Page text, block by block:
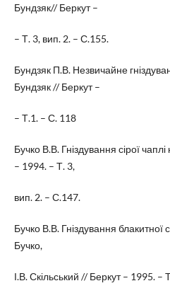
Бундзяк// Беркут –
– Т. 3, вип. 2. – С.155.
Бундзяк П.В. Незвичайне
Бундзяк // Беркут –
– Т.1. – С. 118
Бучко В.В. Гніздування сірої
– 1994. – Т. 3,
вип. 2. – С.147.
Бучко В.В. Гніздування блакитної
Бучко,
І.В. Скільський // Беркут – 1995. –